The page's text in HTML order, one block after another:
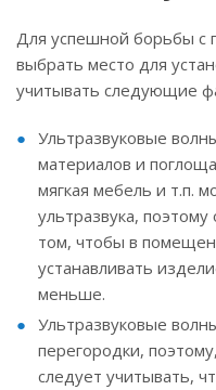
Для успешной борьбы с
выбрать место для
учитывать следующие
Ультразвуковые
материалов и
мягкая мебель и т.п.
ультразвука,
том, чтобы в
устанавливать
меньше.
Ультразвуковые
перегородки,
следует учитывать,